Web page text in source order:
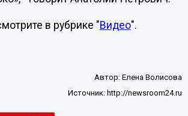
в рубрике "Видео".
Автор:Елена Волисова
Источник: http://newsroom24.ru